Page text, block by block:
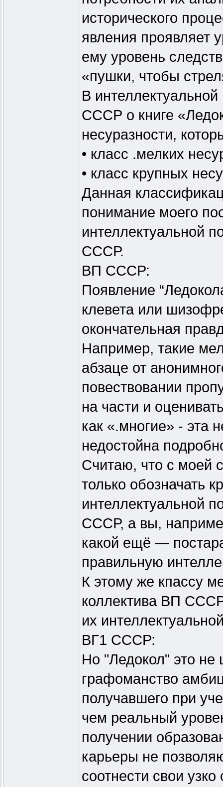
исторического
явления проявляет
ему уровень
«пушки, чтобы
В
СССР о книге
несуразности,
• класс .мелких
• класс крупных
Данная
понимание моего
интеллектуальной
СССР.
ВП СССР:
Появление
клевета или
окончательная
Например, такие
абзаце от
повествовании
на части и
как «.многие» - эта
недостойна
Считаю, что с моей
только обозначать
интеллектуальной
СССР, а вы,
какой ещё —
правильную
К этому же кпассу
коллектива ВП
их
ВГ1 СССР:
Но "Ледокол" это
графоманство
получавшего при
чем реальный
получении
карьеры не
соотнести свои